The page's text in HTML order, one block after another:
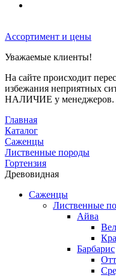
Ассортимент и цены
Уважаемые клиенты!
На сайте происходит
избежания неприятных
НАЛИЧИЕ у менеджеров.
Главная
Каталог
Саженцы
Лиственные породы
Гортензия
Древовидная
Саженцы
Лиственные
Айва
Барбарис